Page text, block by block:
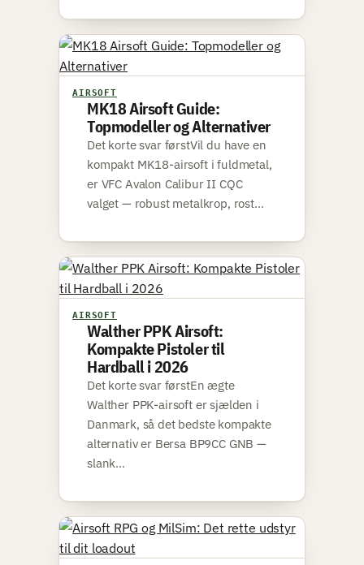
AIRSOFT
MK18 Airsoft Guide:
Topmodeller og Alternativer
Det korte svar førstVil du have en
kompakt MK18-airsoft i fuldmetal,
er VFC Avalon Calibur II CQC
valget — robust metalkrop, rost…
AIRSOFT
Walther PPK Airsoft:
Kompakte Pistoler til
Hardball i 2026
Det korte svar førstEn ægte
Walther PPK-airsoft er sjælden i
Danmark, så det bedste kompakte
alternativ er Bersa BP9CC GNB —
slank…